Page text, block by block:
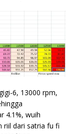
6, 13000 rpm,
4.1%, wuih
riil dari satria fu fi